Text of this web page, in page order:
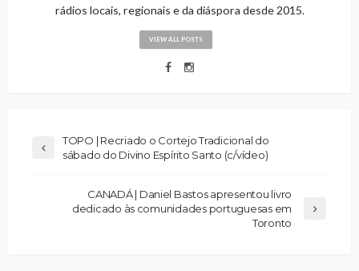
rádios locais, regionais e da diáspora desde 2015.
VIEW ALL POSTS
TOPO | Recriado o Cortejo Tradicional do
sábado do Divino Espírito Santo (c/vídeo)
CANADÁ | Daniel Bastos apresentou livro
dedicado às comunidades portuguesas em
Toronto